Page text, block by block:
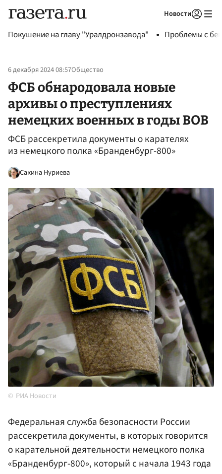
Новости
Покушение на главу "Уралдронзавода" Проблемы с
6 декабря 2024 08:57Общество
ФСБ обнародовала новые
архивы о преступлениях
немецких военных в годы ВОВ
ФСБ рассекретила документы о карателях
из немецкого полка «Бранденбург-800»
Сакина Нуриева
РИА Новости
Федеральная служба безопасности России
рассекретила документы, в которых говорится
о карательной деятельности немецкого полка
«Бранденбург-800», который с начала 1943 года